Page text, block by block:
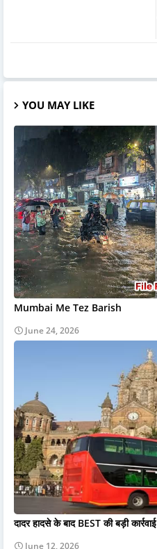
YOU MAY LIKE
Mumbai Me Tez Barish
June 24, 2026
दादर हादसे के बाद BEST की बड़ी कार्रवाई
June 12, 2026